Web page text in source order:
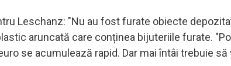
Leschanz: "Nu au fost furate obiecte
aruncată care conținea bijuteriile furate.
se acumulează rapid. Dar mai întâi trebuie